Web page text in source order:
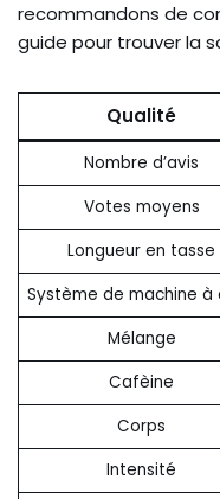
recommandons de
guide pour trouver la
Qualité
Nombre d’avis
Votes moyens
Longueur en tasse
Système de machine à
Mélange
Cafèine
Corps
Intensité